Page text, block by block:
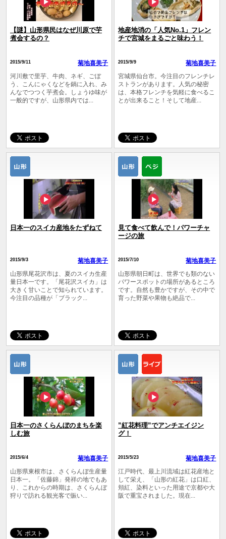
【謎】山形県民はなぜ川原で芋
煮会するの？
2015/9/11
菊地喜美子
河川敷で里芋、牛肉、ネギ、ごぼ
う、こんにゃくなどを鍋に入れ、み
んなでつつく芋煮会。しょうゆ味が
一般的ですが、山形県内では...
地産地消の「人気No.1」フレン
チで宮城をまるごと味わう！
2015/9/9
菊地喜美子
宮城県仙台市。今注目のフレンチレ
ストランがあります。人気の秘密
は、本格フレンチを気軽に食べるこ
とが出来ること！そして地産...
日本一のスイカ産地をたずねて
2015/9/3
菊地喜美子
山形県尾花沢市は、夏のスイカ生産
量日本一です。「尾花沢スイカ」は
大きく甘いことで知られています。
今注目の品種が「ブラック...
見て食べて飲んで！パワーチャ
ージの旅
2015/7/10
菊地喜美子
山形県朝日町は、世界でも類のない
パワースポットの場所があるところ
です。自然も豊かですが、その中で
育った野菜や果物も絶品で...
日本一のさくらんぼのまちを楽
しむ旅
2015/6/4
菊地喜美子
山形県東根市は、さくらんぼ生産量
日本一。「佐藤錦」発祥の地でもあ
り、これからの時期は、さくらんぼ
狩りで訪れる観光客で賑い...
”紅花料理”でアンチエイジン
グ！
2015/5/23
菊地喜美子
江戸時代、最上川流域は紅花産地と
して栄え、「山形の紅花」は口紅、
頬紅、染料といった用途で京都や大
阪で重宝されました。現在...